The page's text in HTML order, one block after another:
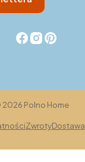
2026 Polno Home
ZwrotyDostawa